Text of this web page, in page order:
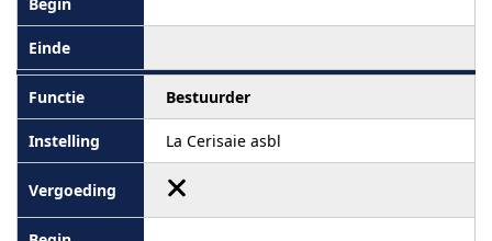
Bestuurder
La Cerisaie asbl